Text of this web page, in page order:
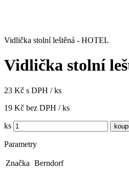
Vidlička stolní leštěná - HOTEL
Vidlička stolní
23 Kč s DPH / ks
19 Kč bez DPH / ks
ks
Parametry
Značka Berndorf